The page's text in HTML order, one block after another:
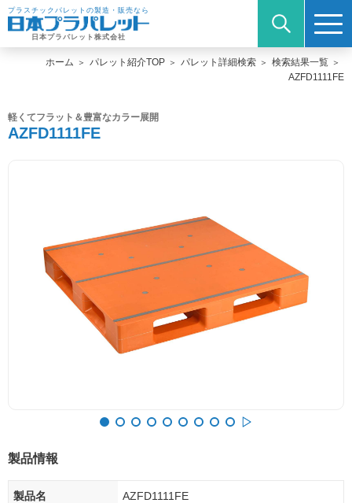
プラスチックパレットの製造・販売なら
日本プラパレット株式会社
ホーム パレット紹介TOP パレット詳細検索
検索結果一覧
AZFD1111FE
軽くてフラット＆豊富なカラー展開
AZFD1111FE
製品情報
製品名 AZFD1111FE